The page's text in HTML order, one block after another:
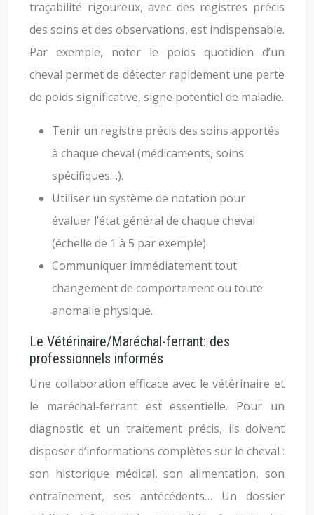
traçabilité rigoureux, avec des registres précis
des soins et des observations, est indispensable.
Par exemple, noter le poids quotidien d’un
cheval permet de détecter rapidement une perte
de poids significative, signe potentiel de maladie.
Tenir un registre précis des soins apportés
à chaque cheval (médicaments, soins
spécifiques…).
Utiliser un système de notation pour
évaluer l’état général de chaque cheval
(échelle de 1 à 5 par exemple).
Communiquer immédiatement tout
changement de comportement ou toute
anomalie physique.
Le Vétérinaire/Maréchal-ferrant: des
professionnels informés
Une collaboration efficace avec le vétérinaire et
le maréchal-ferrant est essentielle. Pour un
diagnostic et un traitement précis, ils doivent
disposer d’informations complètes sur le cheval :
son historique médical, son alimentation, son
entraînement, ses antécédents… Un dossier